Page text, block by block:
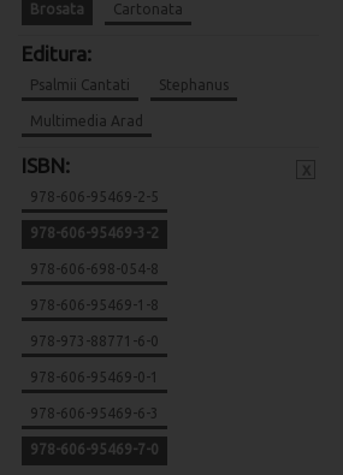
Brosata Cartonata
Editura:
Psalmii Cantati Stephanus
Multimedia Arad
ISBN:
978-606-95469-2-5
978-606-95469-3-2
978-606-698-054-8
978-606-95469-1-8
978-973-88771-6-0
978-606-95469-0-1
978-606-95469-6-3
978-606-95469-7-0